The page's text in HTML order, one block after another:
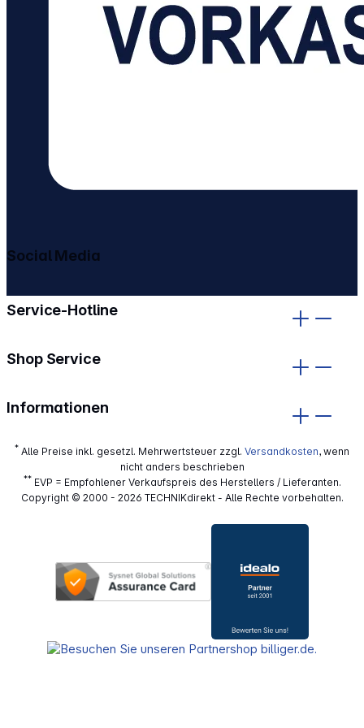
Service-Hotline
Shop Service
Informationen
Social Media
* Alle Preise inkl. gesetzl. Mehrwertsteuer zzgl. Versandkosten, wenn
nicht anders beschrieben
**EVP = Empfohlener Verkaufspreis des Herstellers / Lieferanten.
Copyright © 2000 - 2026 TECHNIKdirekt - Alle Rechte vorbehalten.